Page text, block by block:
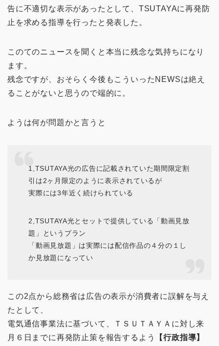
告に不適切な表示があったとして、TSUTAYAに再発防
止を求める指導を行ったと発表した。
このてのニュースを聞くと本当に残念な気持ちになり
ます。
残念ですが、おそらく今後もこういったNEWSは絶え
ることがないと思うので端的に。
ようは何が問題かと言うと
1,TSUTAYA光の広告に記載されていた期間限定割
引は2ヶ月限定のように表示されているが
実際には3年近く続けられている
2,TSUTAYA光とセットで提供している「動画見放
題」というプラン
「動画見放題」は実際には配信作品の４分の１し
か見放題になってい
この2点から総務省は広告の表示が消費者に誤解を与え
たとして、
電気通信事業法に基づいて、ＴＳＵＴＡＹＡに対し来
月６日までに再発防止策を報告するよう
【行政指導】